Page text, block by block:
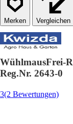
Vergleichen
WühlmausFrei-
Reg.Nr. 2643-0
3(2 Bewertungen)